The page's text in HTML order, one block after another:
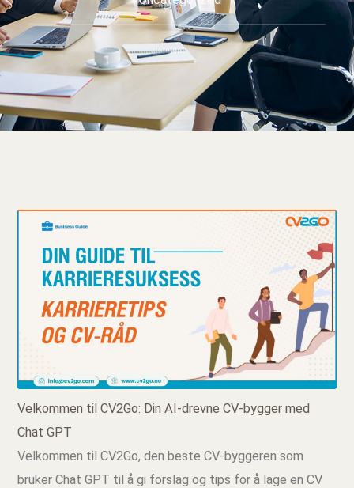
Velkommen til CV2Go: Din AI-drevne CV-bygger med
Chat GPT
Velkommen til CV2Go, den beste CV-byggeren som
bruker Chat GPT til å gi forslag og tips for å lage en CV